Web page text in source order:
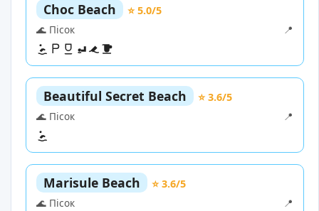
Choc Beach
⭐ 5.0/5
🌊 Пісок
📍
Beautiful Secret Beach
⭐ 3.6/5
🌊 Пісок
📍
Marisule Beach
⭐ 3.6/5
🌊 Пісок
📍